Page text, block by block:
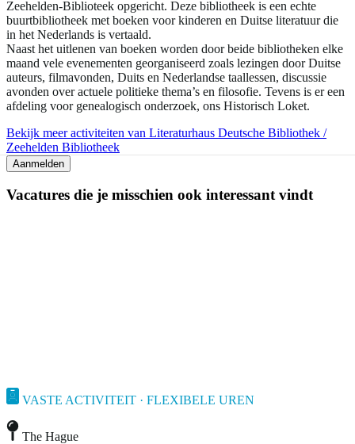
Zeehelden-Biblioteek opgericht. Deze bibliotheek is een echte
buurtbibliotheek met boeken voor kinderen en Duitse literatuur die
in het Nederlands is vertaald.
Naast het uitlenen van boeken worden door beide bibliotheken elke
maand vele evenementen georganiseerd zoals lezingen door Duitse
auteurs, filmavonden, Duits en Nederlandse taallessen, discussie
avonden over actuele politieke thema’s en filosofie. Tevens is er een
afdeling voor genealogisch onderzoek, ons Historisch Loket.
Bekijk meer activiteiten van Literaturhaus Deutsche Bibliothek /
Zeehelden Bibliotheek
Aanmelden
Vacatures die je misschien ook interessant vindt
VASTE ACTIVITEIT · FLEXIBELE UREN
The Hague